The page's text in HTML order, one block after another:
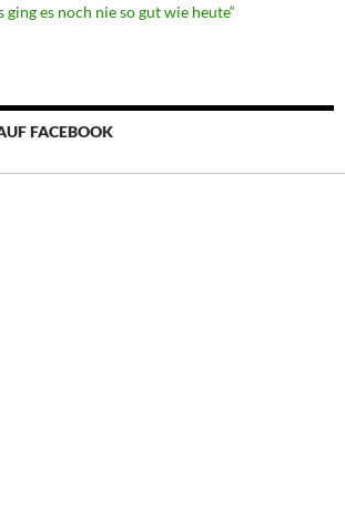
es noch nie so gut wie heute“
FACEBOOK